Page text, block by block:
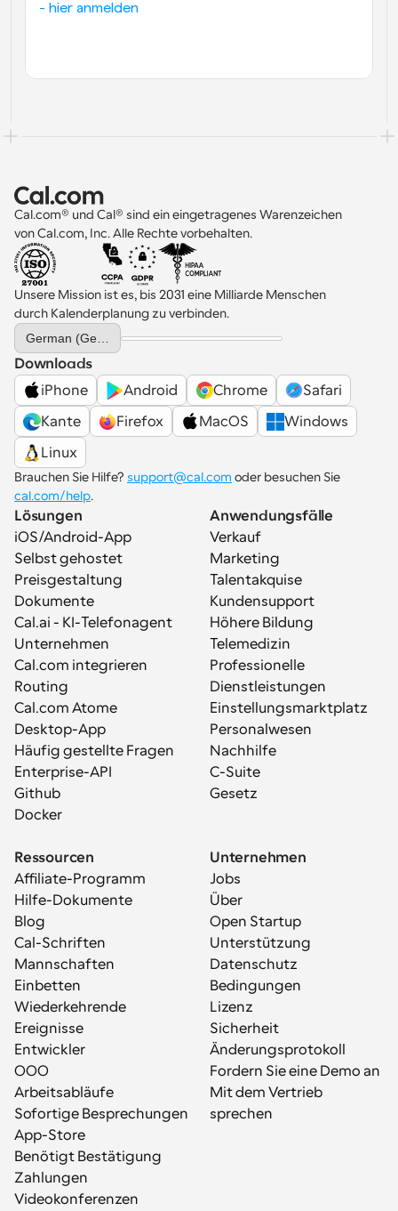
- hier anmelden
Cal.com® und Cal® sind ein eingetragenes Warenzeichen
von Cal.com, Inc. Alle Rechte vorbehalten.
Unsere Mission ist es, bis 2031 eine Milliarde Menschen
durch Kalenderplanung zu verbinden.
Select Language
Downloads
iPhone
Android Chrome
Safari
Kante
Firefox MacOS
Windows
Linux
Brauchen Sie Hilfe? support@cal.com
cal.com/help.
Lösungen
iOS/Android-App
Selbst gehostet
Preisgestaltung
Dokumente
Cal.ai - KI-Telefonagent
Unternehmen
Cal.com integrieren
Routing
Cal.com Atome
Desktop-App
Häufig gestellte Fragen
Enterprise-API
Github
Docker
Anwendungsfälle
Verkauf
Marketing
Talentakquise
Kundensupport
Höhere Bildung
Telemedizin
Professionelle
Dienstleistungen
Einstellungsmarktplatz
Personalwesen
Nachhilfe
C-Suite
Gesetz
Ressourcen
Affiliate-Programm
Hilfe-Dokumente
Blog
Cal-Schriften
Mannschaften
Einbetten
Wiederkehrende
Ereignisse
Entwickler
OOO
Arbeitsabläufe
Sofortige Besprechungen
App-Store
Benötigt Bestätigung
Zahlungen
Videokonferenzen
Unternehmen
Jobs
Über
Open Startup
Unterstützung
Datenschutz
Bedingungen
Lizenz
Sicherheit
Änderungsprotokoll
Fordern Sie eine Demo an
Mit dem Vertrieb
sprechen